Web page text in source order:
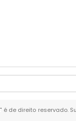
" é de direito reservado.